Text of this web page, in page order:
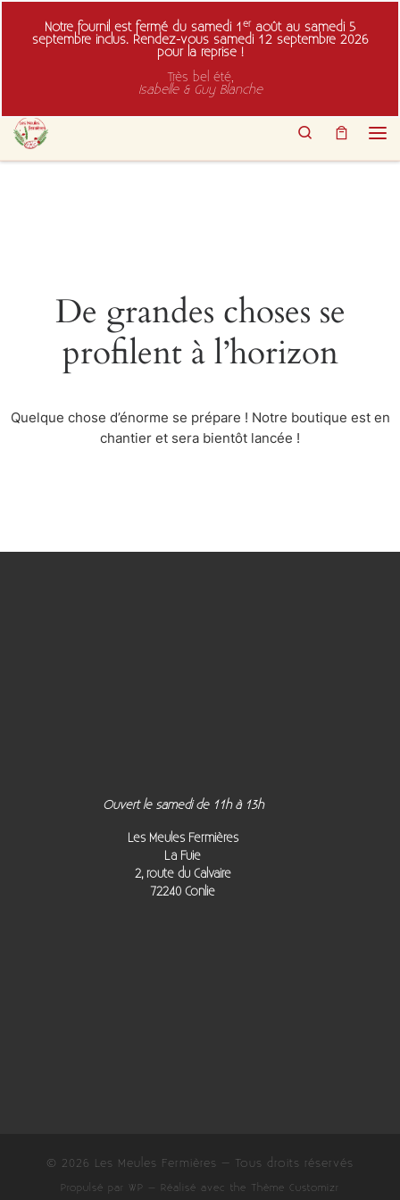
Notre fournil est fermé du samedi 1 eraoût au samedi 5
septembre inclus. Rendez-vous samedi 12 septembre 2026
pour la reprise !
Très bel été,
Isabelle & Guy Blanche
Passer au contenu
Search
De grandes choses se
profilent à l’horizon
Quelque chose d’énorme se prépare ! Notre boutique est en
chantier et sera bientôt lancée !
Ouvert le samedi de 11h à 13h
Les Meules Fermières
La Fuie
2, route du Calvaire
72240 Conlie
© 2026 Les Meules Fermières – Tous droits réservés
Propulsé par WP – Réalisé avec the Thème Customizr